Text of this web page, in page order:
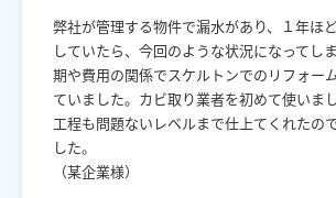
弊社が管理する物件で漏水があり、１年ほ
していたら、今回のような状況になってし
期や費用の関係でスケルトンでのリフォー
ていました。カビ取り業者を初めて使いま
工程も問題ないレベルまで仕上てくれたの
した。
（某企業様）